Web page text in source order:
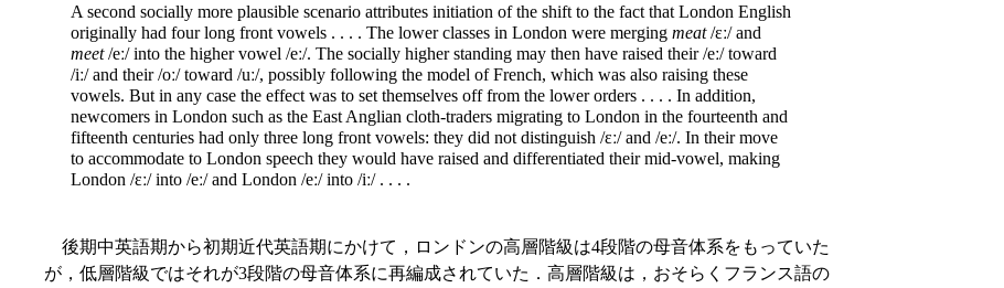
A second socially more plausible scenario attributes initiation of the shift to the fact that London English
originally had four long front vowels . . . . The lower classes in London were merging meat/ɛː/ and
meet/eː/ into the higher vowel /eː/. The socially higher standing may then have raised their /eː/ toward
/iː/ and their /oː/ toward /uː/, possibly following the model of French, which was also raising these
vowels. But in any case the effect was to set themselves off from the lower orders . . . . In addition,
newcomers in London such as the East Anglian cloth-traders migrating to London in the fourteenth and
fifteenth centuries had only three long front vowels: they did not distinguish /ɛː/ and /eː/. In their move
to accommodate to London speech they would have raised and differentiated their mid-vowel, making
London /ɛː/ into /eː/ and London /eː/ into /iː/ . . . .
後期中英語期から初期近代英語期にかけて，ロンドンの高層階級は4段階の母音体系をもっていた
が，低層階級ではそれが3段階の母音体系に再編成されていた．高層階級は，おそらくフランス語の